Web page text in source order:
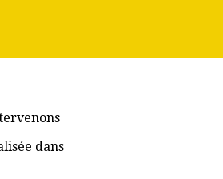
dans